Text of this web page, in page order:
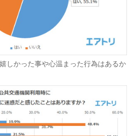
しかった事や心温まった行為はあるか